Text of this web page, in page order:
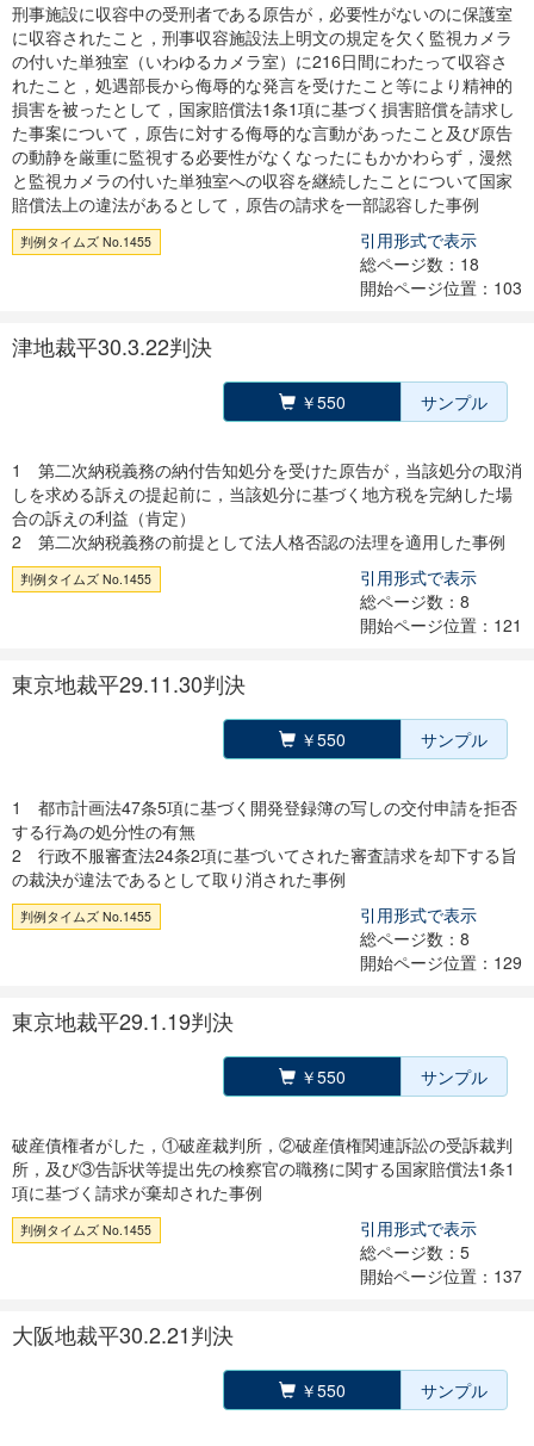
刑事施設に収容中の受刑者である原告が，必要性がないのに保護室
に収容されたこと，刑事収容施設法上明文の規定を欠く監視カメラ
の付いた単独室（いわゆるカメラ室）に216日間にわたって収容さ
れたこと，処遇部長から侮辱的な発言を受けたこと等により精神的
損害を被ったとして，国家賠償法1条1項に基づく損害賠償を請求し
た事案について，原告に対する侮辱的な言動があったこと及び原告
の動静を厳重に監視する必要性がなくなったにもかかわらず，漫然
と監視カメラの付いた単独室への収容を継続したことについて国家
賠償法上の違法があるとして，原告の請求を一部認容した事例
判例タイムズ No.1455
引用形式で表示
総ページ数：18
開始ページ位置：103
津地裁平30.3.22判決
￥550 サンプル
1 第二次納税義務の納付告知処分を受けた原告が，当該処分の取消
しを求める訴えの提起前に，当該処分に基づく地方税を完納した場
合の訴えの利益（肯定）
2 第二次納税義務の前提として法人格否認の法理を適用した事例
判例タイムズ No.1455
引用形式で表示
総ページ数：8
開始ページ位置：121
東京地裁平29.11.30判決
￥550 サンプル
1 都市計画法47条5項に基づく開発登録簿の写しの交付申請を拒否
する行為の処分性の有無
2 行政不服審査法24条2項に基づいてされた審査請求を却下する旨
の裁決が違法であるとして取り消された事例
判例タイムズ No.1455
引用形式で表示
総ページ数：8
開始ページ位置：129
東京地裁平29.1.19判決
￥550 サンプル
破産債権者がした，①破産裁判所，②破産債権関連訴訟の受訴裁判
所，及び③告訴状等提出先の検察官の職務に関する国家賠償法1条1
項に基づく請求が棄却された事例
判例タイムズ No.1455
引用形式で表示
総ページ数：5
開始ページ位置：137
大阪地裁平30.2.21判決
￥550 サンプル